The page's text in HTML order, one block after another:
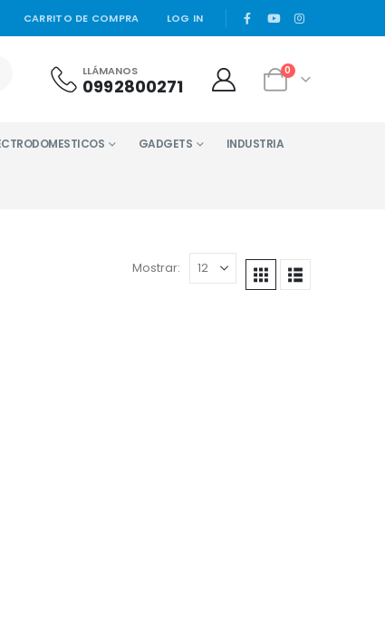
CARRITO DE COMPRA LOG IN |
LLÁMANOS
0992800271
0
GADGETS INDUSTRIA
Mostrar: